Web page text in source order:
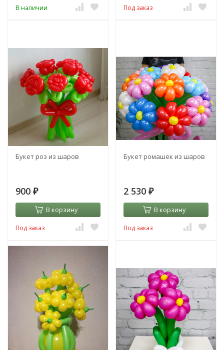
В наличии Под заказ
Букет роз из шаров
900 ₽
В корзину
Под заказ
Букет ромашек из шаров
2 530 ₽
В корзину
Под заказ